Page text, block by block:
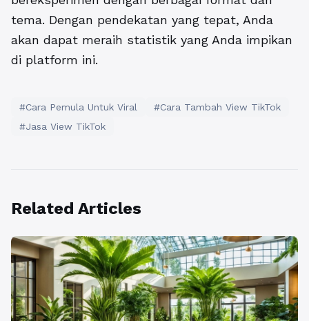
tema. Dengan pendekatan yang tepat, Anda
akan dapat meraih statistik yang Anda impikan
di platform ini.
#Cara Pemula Untuk Viral
#Cara Tambah View TikTok
#Jasa View TikTok
Related Articles